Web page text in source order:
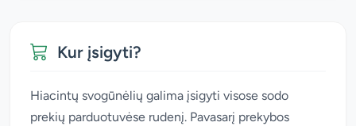
Kur įsigyti?
Hiacintų svogūnėlių galima įsigyti visose sodo
prekių parduotuvėse rudenį. Pavasarį prekybos